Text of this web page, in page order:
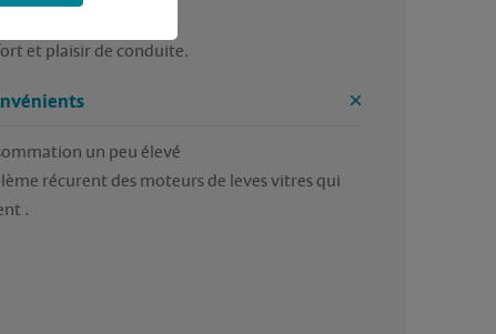
et plaisir de conduite.
un peu élevé
récurent des moteurs de leves vitres qui
.